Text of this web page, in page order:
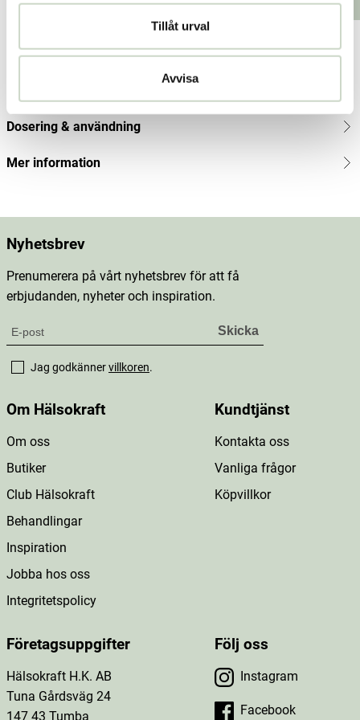
Tillåt urval
Avvisa
Lägg i varukorgen Lägg i varukorgen
Produktbeskrivning
Dosering & användning
Mer information
Nyhetsbrev
Prenumerera på vårt nyhetsbrev för att få
erbjudanden, nyheter och inspiration.
Jag godkännervillkoren.
Om Hälsokraft
Om oss
Butiker
Club Hälsokraft
Behandlingar
Inspiration
Jobba hos oss
Integritetspolicy
Kundtjänst
Kontakta oss
Vanliga frågor
Köpvillkor
Företagsuppgifter
Hälsokraft H.K. AB
Tuna Gårdsväg 24
147 43 Tumba
Följ oss
Instagram
Facebook